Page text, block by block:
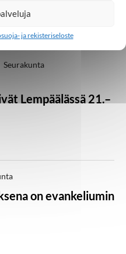
ja rekisteriseloste
Seurakunta
Lempäälässä 21.–
on evankeliumin